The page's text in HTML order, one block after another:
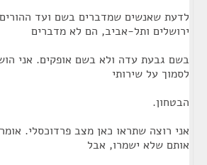
לדעת שאנשים שמדברים בשם ועד
ירושלים ותל-אביב, הם לא מדברים
בשם גבעת עדה ולא בשם אופקים. אני
לסמוך על שירותי
הבטחון.
אני רוצה שתראו כאן מצב פרדוכסלי.
אותם שלא ישמרו, אבל